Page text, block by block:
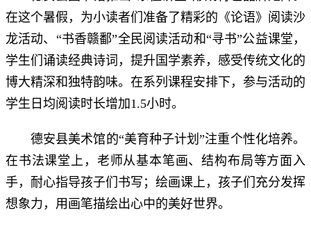
在这个暑假，为小读者们准备了精彩的《论语》阅读沙
龙活动、“书香赣鄱”全民阅读活动和“寻书”公益课堂，
学生们诵读经典诗词，提升国学素养，感受传统文化的
博大精深和独特韵味。在系列课程安排下，参与活动的
学生日均阅读时长增加1.5小时。
德安县美术馆的“美育种子计划”注重个性化培养。
在书法课堂上，老师从基本笔画、结构布局等方面入
手，耐心指导孩子们书写；绘画课上，孩子们充分发挥
想象力，用画笔描绘出心中的美好世界。